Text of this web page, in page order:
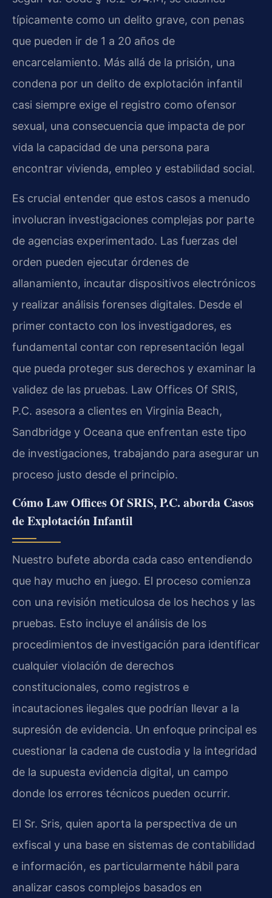
típicamente como un delito grave, con penas
que pueden ir de 1 a 20 años de
encarcelamiento. Más allá de la prisión, una
condena por un delito de explotación infantil
casi siempre exige el registro como ofensor
sexual, una consecuencia que impacta de por
vida la capacidad de una persona para
encontrar vivienda, empleo y estabilidad social.
Es crucial entender que estos casos a menudo
involucran investigaciones complejas por parte
de agencias experimentado. Las fuerzas del
orden pueden ejecutar órdenes de
allanamiento, incautar dispositivos electrónicos
y realizar análisis forenses digitales. Desde el
primer contacto con los investigadores, es
fundamental contar con representación legal
que pueda proteger sus derechos y examinar la
validez de las pruebas. Law Offices Of SRIS,
P.C. asesora a clientes en Virginia Beach,
Sandbridge y Oceana que enfrentan este tipo
de investigaciones, trabajando para asegurar un
proceso justo desde el principio.
Cómo Law Offices Of SRIS, P.C. aborda Casos
de Explotación Infantil
Nuestro bufete aborda cada caso entendiendo
que hay mucho en juego. El proceso comienza
con una revisión meticulosa de los hechos y las
pruebas. Esto incluye el análisis de los
procedimientos de investigación para identificar
cualquier violación de derechos
constitucionales, como registros e
incautaciones ilegales que podrían llevar a la
supresión de evidencia. Un enfoque principal es
cuestionar la cadena de custodia y la integridad
de la supuesta evidencia digital, un campo
donde los errores técnicos pueden ocurrir.
El Sr. Sris, quien aporta la perspectiva de un
exfiscal y una base en sistemas de contabilidad
e información, es particularmente hábil para
analizar casos complejos basados en